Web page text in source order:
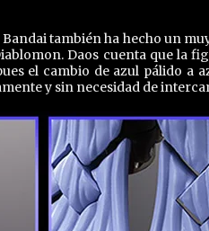
también ha hecho un
Daos cuenta que la
el cambio de azul pálido a
y sin necesidad de